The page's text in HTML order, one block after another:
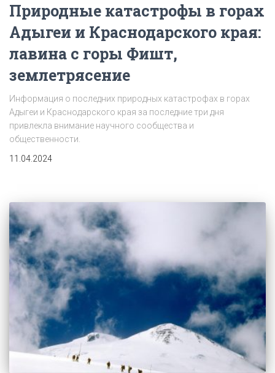
Природные катастрофы в горах
Адыгеи и Краснодарского края:
лавина с горы Фишт,
землетрясение
Информация о последних природных катастрофах в горах
Адыгеи и Краснодарского края за последние три дня
привлекла внимание научного сообщества и
общественности.
11.04.2024